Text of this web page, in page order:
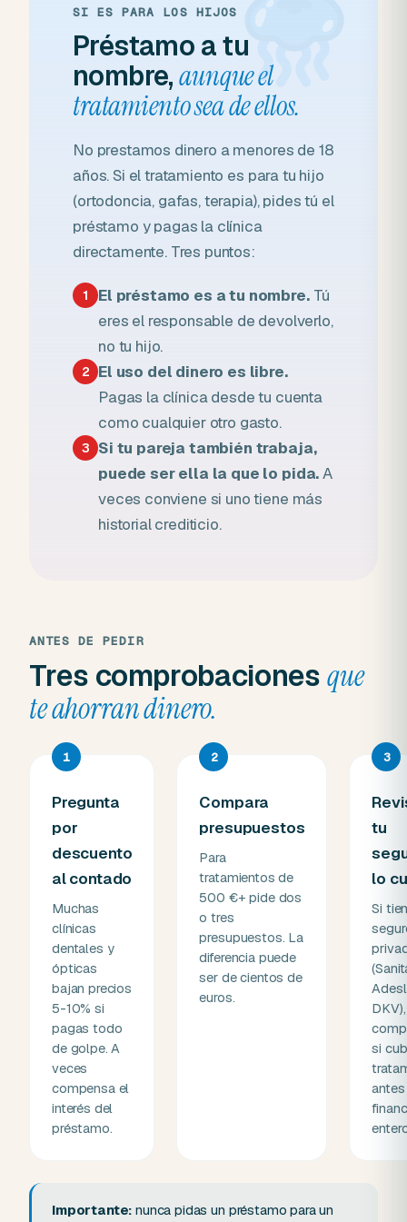
SI ES PARA LOS HIJOS
Préstamo a tu
nombre,aunque el
tratamiento sea de ellos.
No prestamos dinero a menores de 18
años. Si el tratamiento es para tu hijo
(ortodoncia, gafas, terapia), pides tú el
préstamo y pagas la clínica
directamente. Tres puntos:
1 El préstamo es a tu nombre.Tú
eres el responsable de devolverlo,
no tu hijo.
2
El uso del dinero es libre.
Pagas la clínica desde tu cuenta
como cualquier otro gasto.
3
Si tu pareja también trabaja,
puede ser ella la que lo pida.A
veces conviene si uno tiene más
historial crediticio.
ANTES DE PEDIR
Tres comprobacionesque
te ahorran dinero.
1
Pregunta
por
descuento
al contado
Muchas
clínicas
dentales y
ópticas
bajan precios
5-10% si
pagas todo
de golpe. A
veces
compensa el
interés del
préstamo.
2
Compara
presupuestos
Para
tratamientos de
500 €+ pide dos
o tres
presupuestos. La
diferencia puede
ser de cientos de
euros.
3
tu
lo
Si
DKV),
si
Importante: nunca pidas un préstamo para un